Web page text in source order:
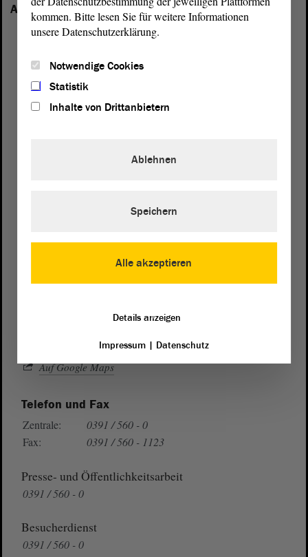
Anhalt vertreten:
Wegbeschreibung
Auf Google Maps
Telefon und Fax
Zentrale:
0391 / 560 - 0
Fax:
0391 / 560 - 1123
Presse- und Öffentlichkeitsarbeit
0391 / 560 - 0
Besucherdienst
0391 / 560 - 0
kommen. Bitte lesen Sie für weitere Informationen
unsere Datenschutzerklärung.
Notwendige Cookies
Statistik
Inhalte von Drittanbietern
Alle akzeptieren
Ablehnen
Speichern
Details anzeigen
Impressum| Datenschutz